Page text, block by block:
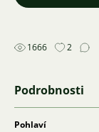
1666 2
Podrobnosti
Pohlaví